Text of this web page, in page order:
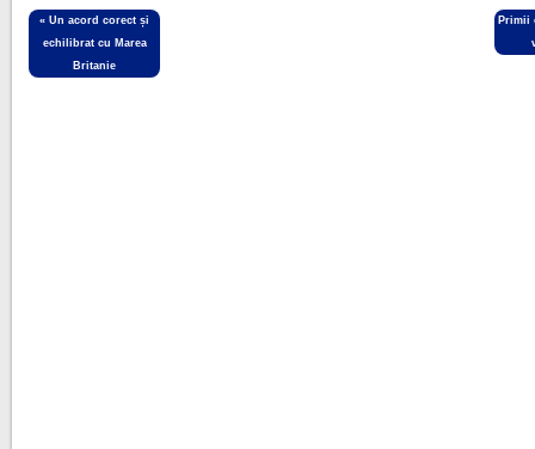
«Un acord corect și
echilibrat cu Marea
Britanie
Primii